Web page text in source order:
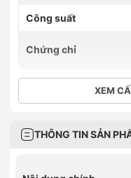
Công suất
Chứng chỉ
XEM
THÔNG TIN SẢN